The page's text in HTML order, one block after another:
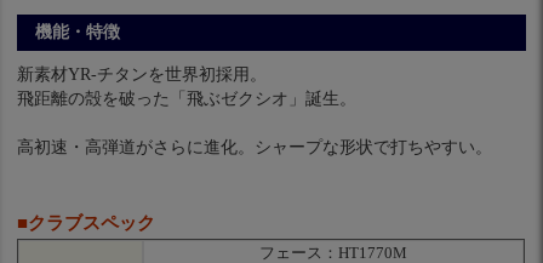
機能・特徴
新素材YR-チタンを世界初採用。
飛距離の殻を破った「飛ぶゼクシオ」誕生。
高初速・高弾道がさらに進化。シャープな形状で打ちやすい。
■クラブスペック
フェース：HT1770M